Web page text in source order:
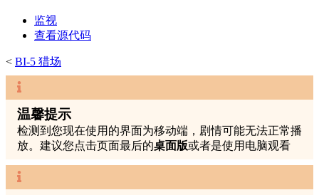
监视
查看源代码
< BI-5 猎场
温馨提示
检测到您现在使用的界面为移动端，剧情可能无法正常播
放。建议您点击页面最后的桌面版或者是使用电脑观看